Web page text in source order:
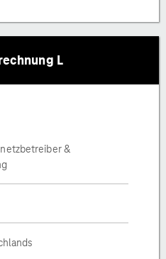
L
&